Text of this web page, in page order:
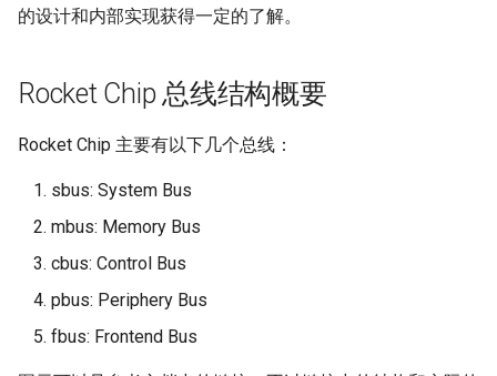
2019
2016
2014
networking
programming
software
system
的设计和内部实现获得一定的了解。
Rocket Chip 总线结构概要
Rocket Chip 主要有以下几个总线：
sbus: System Bus
mbus: Memory Bus
cbus: Control Bus
pbus: Periphery Bus
fbus: Frontend Bus